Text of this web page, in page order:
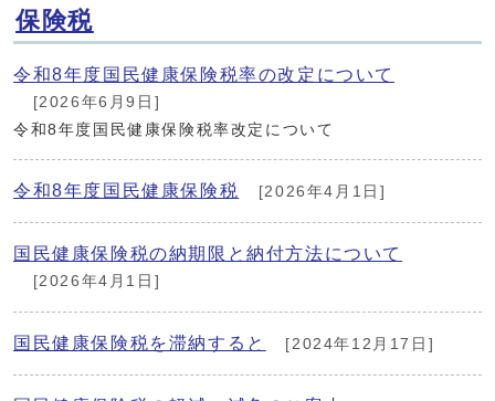
保険税
令和8年度国民健康保険税率の改定について
[2026年6月9日]
令和8年度国民健康保険税率改定について
令和8年度国民健康保険税 [2026年4月1日]
国民健康保険税の納期限と納付方法について
[2026年4月1日]
国民健康保険税を滞納すると [2024年12月17日]